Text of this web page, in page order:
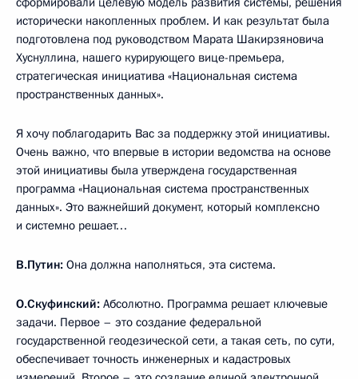
исторически накопленных проблем. И как результат была
подготовлена под руководством Марата Шакирзяновича
Хуснуллина, нашего курирующего вице-премьера,
стратегическая инициатива «Национальная система
пространственных данных».
Я хочу поблагодарить Вас за поддержку этой инициативы.
Очень важно, что впервые в истории ведомства на основе
этой инициативы была утверждена государственная
программа «Национальная система пространственных
данных». Это важнейший документ, который комплексно
и системно решает…
В.Путин: Она должна наполняться, эта система.
О.Скуфинский: Абсолютно. Программа решает ключевые
задачи. Первое – это создание федеральной
государственной геодезической сети, а такая сеть, по сути,
обеспечивает точность инженерных и кадастровых